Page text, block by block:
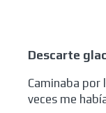
Descarte
Caminaba por
veces me